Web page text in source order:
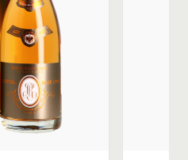
de Vertus en Côte des
pas sa fermentation
au dégorgement.
composé d'environ 70 %
Contenant une
vinifiés sous bois, il